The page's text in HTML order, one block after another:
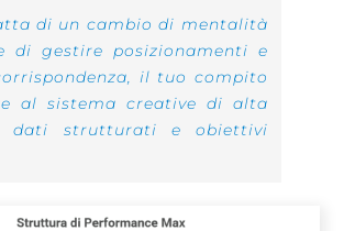
di un cambio di mentalità
di gestire posizionamenti e
il tuo compito
al sistema creative di alta
dati strutturati e obiettivi